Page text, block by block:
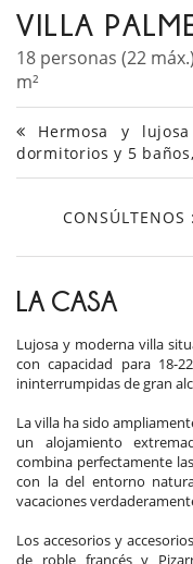
VILLA
18 personas (22
m²
Hermosa y
dormitorios y 5
CONSÚLTENOS :
LA CASA
Lujosa y moderna villa
con capacidad para 18-
ininterrumpidas de gran
La villa ha sido
un alojamiento
combina perfectamente
con la del entorno
vacaciones
Los accesorios y
de roble francés y